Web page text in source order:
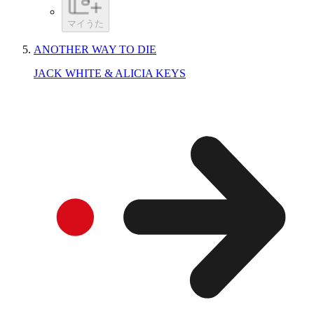
マイうた
ANOTHER WAY TO DIE
JACK WHITE & ALICIA KEYS